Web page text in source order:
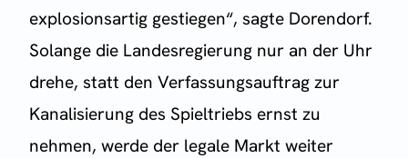
explosionsartig gestiegen“, sagte Dorendorf.
Solange die Landesregierung nur an der Uhr
drehe, statt den Verfassungsauftrag zur
Kanalisierung des Spieltriebs ernst zu
nehmen, werde der legale Markt weiter